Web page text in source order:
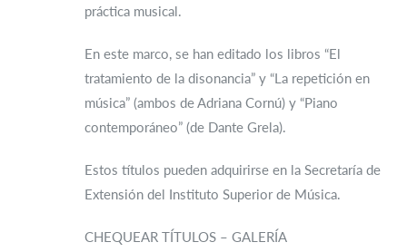
práctica musical.
En este marco, se han editado los libros “El
tratamiento de la disonancia” y “La repetición en
música” (ambos de Adriana Cornú) y “Piano
contemporáneo” (de Dante Grela).
Estos títulos pueden adquirirse en la Secretaría de
Extensión del Instituto Superior de Música.
CHEQUEAR TÍTULOS – GALERÍA